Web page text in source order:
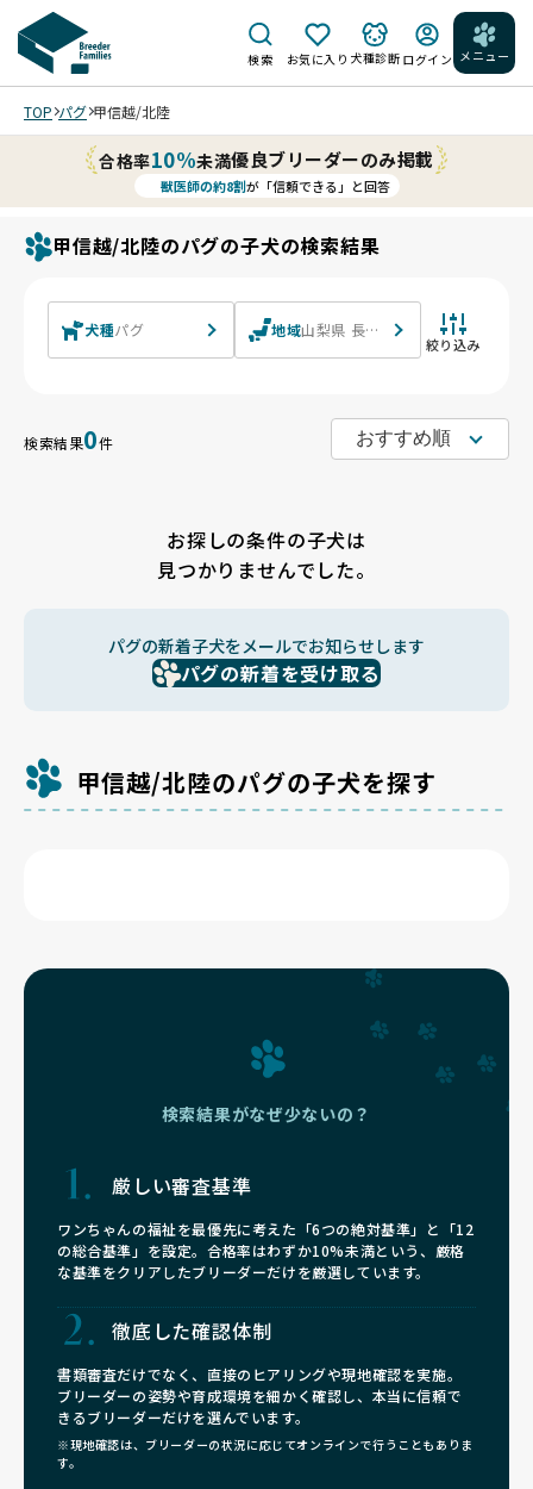
検索 お気に入り 犬種診断 ログイン メニュー
TOP パグ 甲信越/北陸
合格率10%未満優良ブリーダーのみ掲載
獣医師の約8割が「信頼できる」と回答
甲信越/北陸のパグの子犬の検索結果
犬種パグ 地域山梨県 長野県 新潟県 富山県 石川
絞り込み
検索結果0件
お探しの条件の子犬は
見つかりませんでした。
パグの新着子犬をメールでお知らせします
パグの新着を受け取る
甲信越/北陸のパグの子犬を探す
検索結果がなぜ少ないの？
厳しい審査基準
ワンちゃんの福祉を最優先に考えた「6つの絶対基準」と「12
の総合基準」を設定。合格率はわずか10%未満という、厳格
な基準をクリアしたブリーダーだけを厳選しています。
徹底した確認体制
書類審査だけでなく、直接のヒアリングや現地確認を実施。
ブリーダーの姿勢や育成環境を細かく確認し、本当に信頼で
きるブリーダーだけを選んでいます。
※現地確認は、ブリーダーの状況に応じてオンラインで行うこともありま
す。